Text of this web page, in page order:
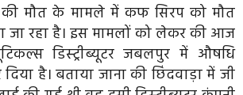
की मौत के मामले में कफ सिरप को मौत
जा रहा है। इस मामलों को लेकर की आज
डिस्ट्रीब्यूटर जबलपुर में औषधि
दिया है। बताया जाना की छिंदवाड़ा में जी